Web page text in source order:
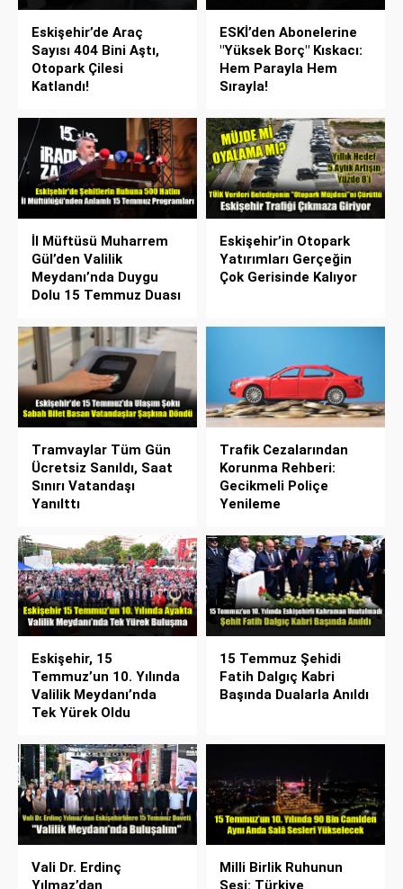
Eskişehir’de Araç
Sayısı 404 Bini Aştı,
Otopark Çilesi
Katlandı!
ESKİ’den Abonelerine
"Yüksek Borç" Kıskacı:
Hem Parayla Hem
Sırayla!
İl Müftüsü Muharrem
Gül’den Valilik
Meydanı’nda Duygu
Dolu 15 Temmuz Duası
Eskişehir’in Otopark
Yatırımları Gerçeğin
Çok Gerisinde Kalıyor
Tramvaylar Tüm Gün
Ücretsiz Sanıldı, Saat
Sınırı Vatandaşı
Yanılttı
Trafik Cezalarından
Korunma Rehberi:
Gecikmeli Poliçe
Yenileme
Eskişehir, 15
Temmuz’un 10. Yılında
Valilik Meydanı’nda
Tek Yürek Oldu
15 Temmuz Şehidi
Fatih Dalgıç Kabri
Başında Dualarla Anıldı
Vali Dr. Erdinç
Yılmaz’dan
Milli Birlik Ruhunun
Sesi: Türkiye